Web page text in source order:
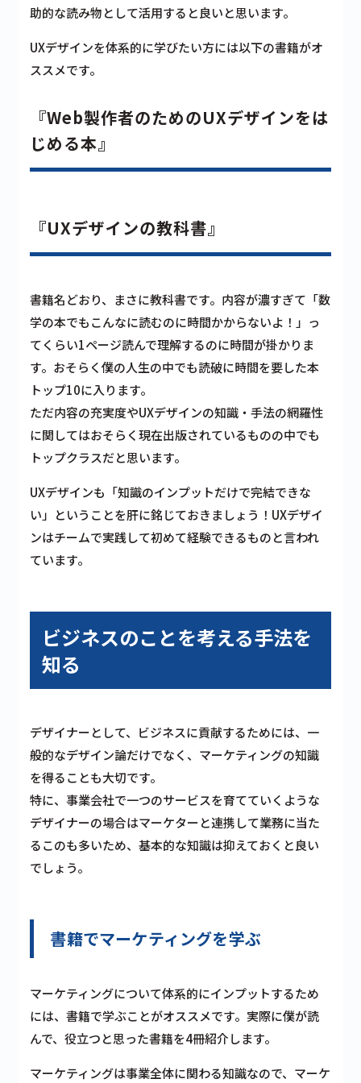
助的な読み物として活用すると良いと思います。
UXデザインを体系的に学びたい方には以下の書籍がオ
ススメです。
『Web製作者のためのUXデザインをは
じめる本』
『UXデザインの教科書』
書籍名どおり、まさに教科書です。内容が濃すぎて「数
学の本でもこんなに読むのに時間かからないよ！」っ
てくらい1ページ読んで理解するのに時間が掛かりま
す。おそらく僕の人生の中でも読破に時間を要した本
トップ10に入ります。
ただ内容の充実度やUXデザインの知識・手法の網羅性
に関してはおそらく現在出版されているものの中でも
トップクラスだと思います。
UXデザインも「知識のインプットだけで完結できな
い」ということを肝に銘じておきましょう！UXデザイ
ンはチームで実践して初めて経験できるものと言われ
ています。
ビジネスのことを考える手法を
知る
デザイナーとして、ビジネスに貢献するためには、一
般的なデザイン論だけでなく、マーケティングの知識
を得ることも大切です。
特に、事業会社で一つのサービスを育てていくような
デザイナーの場合はマーケターと連携して業務に当た
るこのも多いため、基本的な知識は抑えておくと良い
でしょう。
書籍でマーケティングを学ぶ
マーケティングについて体系的にインプットするため
には、書籍で学ぶことがオススメです。実際に僕が読
んで、役立つと思った書籍を4冊紹介します。
マーケティングは事業全体に関わる知識なので、マーケ